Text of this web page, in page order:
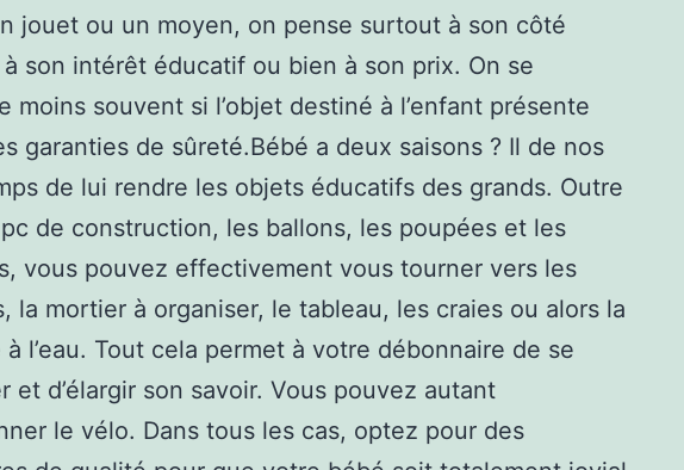
jouet ou un moyen, on pense surtout à son côté
son intérêt éducatif ou bien à son prix. On se
moins souvent si l’objet destiné à l’enfant présente
garanties de sûreté.Bébé a deux saisons ? Il de nos
de lui rendre les objets éducatifs des grands. Outre
de construction, les ballons, les poupées et les
vous pouvez effectivement vous tourner vers les
la mortier à organiser, le tableau, les craies ou alors la
l’eau. Tout cela permet à votre débonnaire de se
et d’élargir son savoir. Vous pouvez autant
le vélo. Dans tous les cas, optez pour des